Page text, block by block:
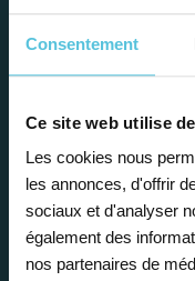
Consentement
Ce site web utilise
Les cookies nous
les annonces, d'offrir
sociaux et d'analyser
également des
nos partenaires de
Étape 1
Je vous
bilan
Gratuite et
première